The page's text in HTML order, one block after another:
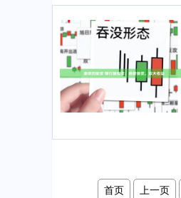
首页 上一页